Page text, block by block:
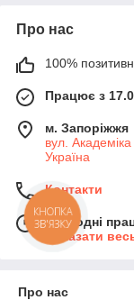
Про нас
100%
Працює з
м. Запоріжжя
вул.
Україна
Контакти
Сьогодні
Показати
Про нас
КНОПКА
ЗВ'ЯЗКУ